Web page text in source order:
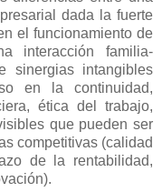
dada la fuerte
el funcionamiento de
interacción familia-
sinergias intangibles
en la continuidad,
ética del trabajo,
que pueden ser
competitivas (calidad
de la rentabilidad,